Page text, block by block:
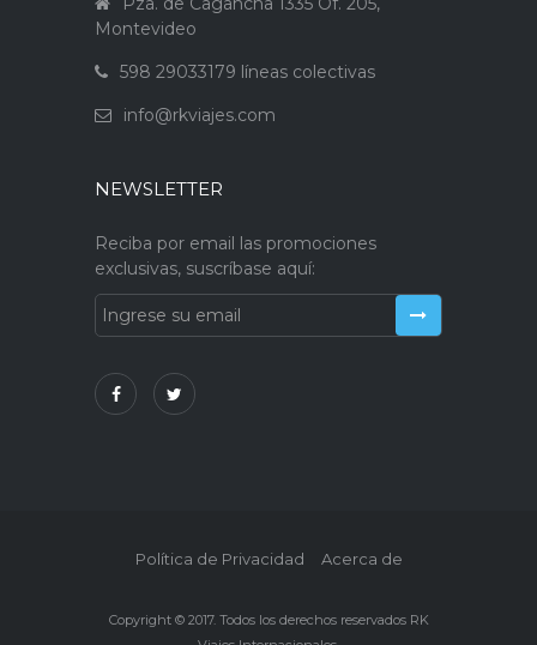
Montevideo
598 29033179 líneas colectivas
info@rkviajes.com
NEWSLETTER
Reciba por email las promociones
exclusivas, suscríbase aquí:
Política de Privacidad Acerca de
Copyright © 2017. Todos los derechos reservados RK